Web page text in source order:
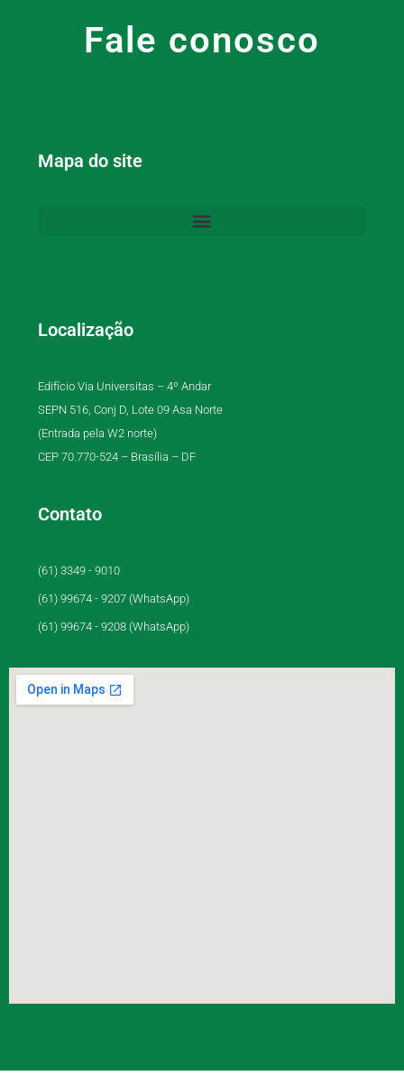
Fale conosco
Mapa do site
Localização
Edifício Via Universitas – 4º Andar
SEPN 516, Conj D, Lote 09 Asa Norte
(Entrada pela W2 norte)
CEP 70.770-524 – Brasília – DF
Contato
(61) 3349 - 9010
(61) 99674 - 9207 (WhatsApp)
(61) 99674 - 9208 (WhatsApp)